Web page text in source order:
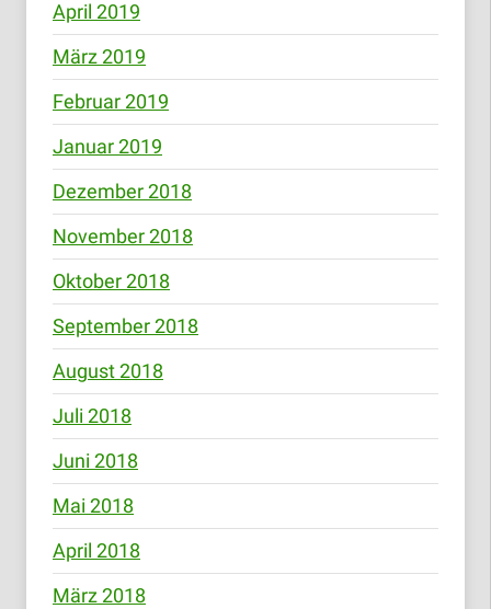
April 2019
März 2019
Februar 2019
Januar 2019
Dezember 2018
November 2018
Oktober 2018
September 2018
August 2018
Juli 2018
Juni 2018
Mai 2018
April 2018
März 2018